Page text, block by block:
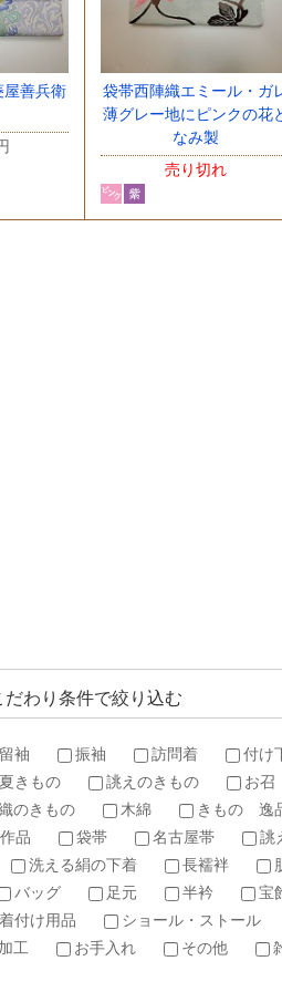
屋善兵衛
袋帯西陣織エミール・ガ
薄グレー地にピンクの花
なみ製
売り切れ
だわり条件で絞り込む
留袖 振袖 訪問着 付け
夏きもの
誂えのきもの お召
のきもの
木綿
きもの 逸
品
袋帯 名古屋帯 誂
洗える絹の下着
長襦袢
バッグ
足元 半衿 宝
着付け用品
ショール・ストール
工
お手入れ その他